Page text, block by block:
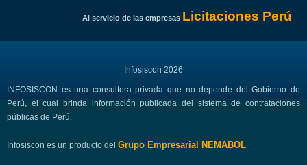
Al servicio de las empresas Licitaciones Perú
Infosiscon 2026
INFOSISCON es una consultora privada que no depende del Gobierno de
Perú, el cual brinda información publicada del sistema de contrataciones
públicas de Perú.
Infosiscon es un producto del Grupo Empresarial NEMABOL